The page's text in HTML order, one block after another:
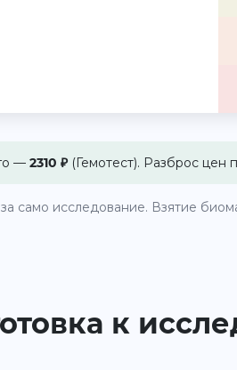
—2310 ₽(Гемотест). Разброс цен
само исследование. Взятие
к